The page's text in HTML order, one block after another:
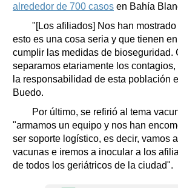
alrededor de 700 casos en Bahía
"[Los afiliados] Nos han
esto es una cosa seria y que tienen
cumplir las medidas de bioseguridad.
separamos etariamente los
la responsabilidad de esta población
Buedo.
Por último, se refirió al tema
"armamos un equipo y nos han
ser soporte logístico, es decir, vamos
vacunas e iremos a inocular a los
de todos los geriátricos de la ciudad".